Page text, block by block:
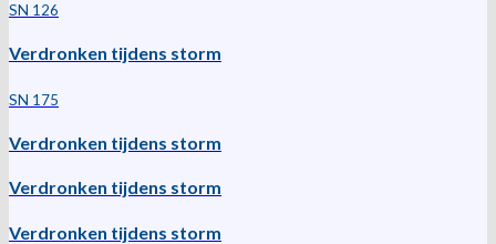
SN 126
Verdronken tijdens storm
SN 175
Verdronken tijdens storm
Verdronken tijdens storm
Verdronken tijdens storm